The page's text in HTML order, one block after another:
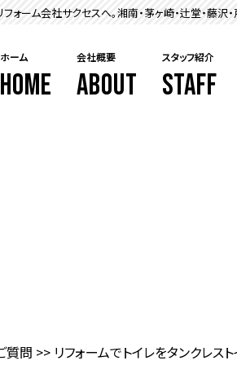
ーム会社サクセスへ。湘南・茅ヶ崎・辻堂・藤沢
ホーム
HOME
会社概要
ABOUT
スタッフ紹介
STAFF
質問 >> リフォームでトイレをタンクレ